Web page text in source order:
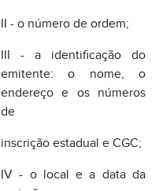
emissão;
V - a identificação do
veículo transportador:
Federação;
VI - a identificação do